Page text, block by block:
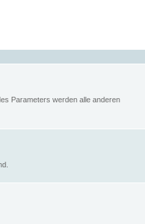
Parameters werden alle anderen